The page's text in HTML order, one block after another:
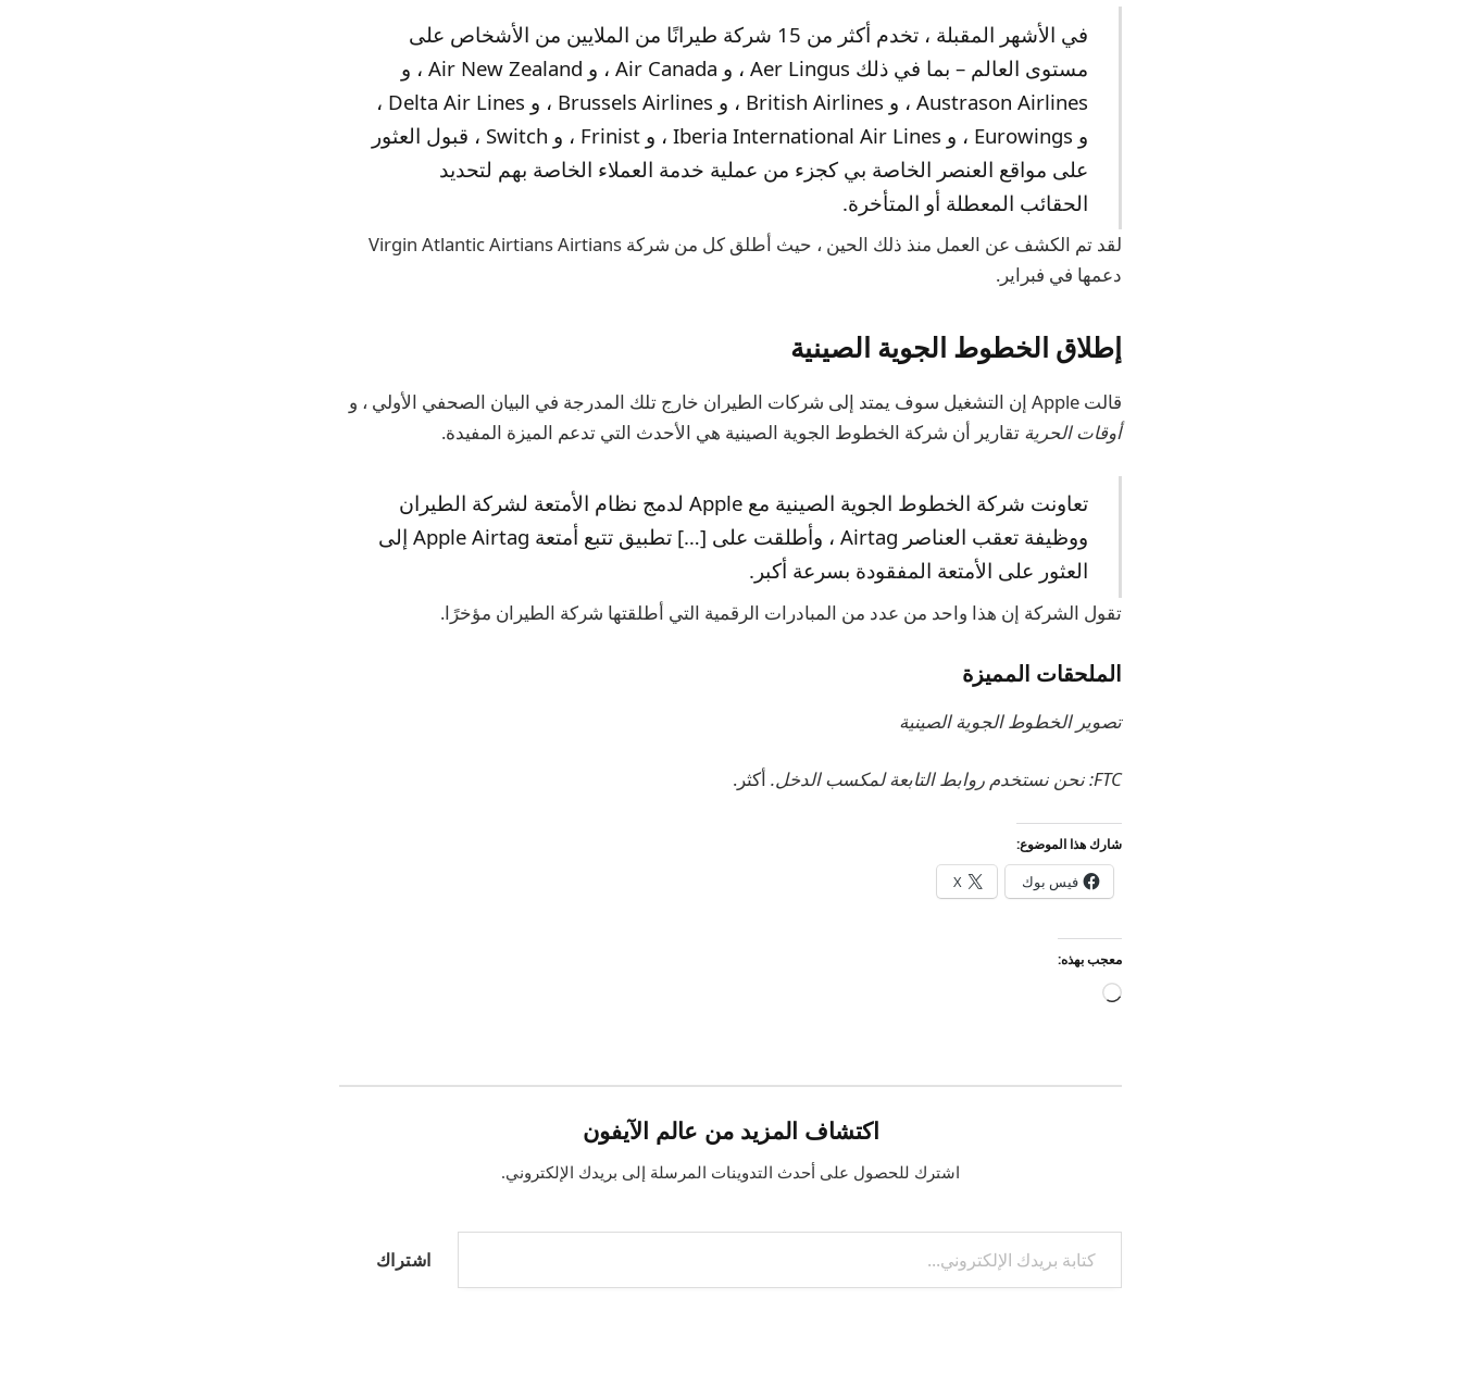
في الأشهر المقبلة ، تخدم أكثر من 15 شركة طيرانًا من الملايين من الأشخاص على
مستوى العالم – بما في ذلك Aer Lingus ، و Air Canada ، و Air New Zealand ، و
Austrason Airlines ، و British Airlines ، و Brussels Airlines ، و Delta Air Lines ،
و Eurowings ، و Iberia International Air Lines ، و Frinist ، و Switch ، قبول العثور
على مواقع العنصر الخاصة بي كجزء من عملية خدمة العملاء الخاصة بهم لتحديد
الحقائب المعطلة أو المتأخرة.
لقد تم الكشف عن العمل منذ ذلك الحين ، حيث أطلق كل من شركة Virgin Atlantic Airtians Airtians
دعمها في فبراير.
إطلاق الخطوط الجوية الصينية
قالت Apple إن التشغيل سوف يمتد إلى شركات الطيران خارج تلك المدرجة في البيان الصحفي الأولي ، و
أوقات الحرية تقارير أن شركة الخطوط الجوية الصينية هي الأحدث التي تدعم الميزة المفيدة.
تعاونت شركة الخطوط الجوية الصينية مع Apple لدمج نظام الأمتعة لشركة الطيران
ووظيفة تعقب العناصر Airtag ، وأطلقت على […] تطبيق تتبع أمتعة Apple Airtag إلى
العثور على الأمتعة المفقودة بسرعة أكبر.
تقول الشركة إن هذا واحد من عدد من المبادرات الرقمية التي أطلقتها شركة الطيران مؤخرًا.
الملحقات المميزة
تصوير الخطوط الجوية الصينية
FTC: نحن نستخدم روابط التابعة لمكسب الدخل. أكثر.
شارك هذا الموضوع:
فيس بوك X
معجب بهذه:
جاري
اكتشاف المزيد من عالم الآيفون
اشترك للحصول على أحدث التدوينات المرسلة إلى بريدك الإلكتروني.
كتابة بريدك الإلكتروني...
اشتراك